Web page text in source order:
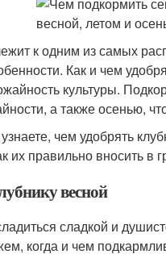
к одним из самых
Как и чем
культуры.
а также осенью,
чем удобрять
их правильно вносить в
весной
сладкой и
когда и чем